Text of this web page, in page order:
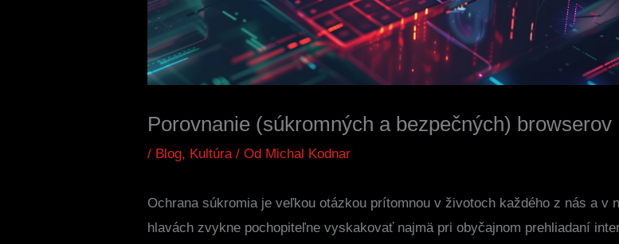
Porovnanie (súkromných a bezpečných) browserov
/ Blog, Kultúra/ Od Michal Kodnar
Ochrana súkromia je veľkou otázkou prítomnou v životoch každého z nás a v
hlavách zvykne pochopiteľne vyskakovať najmä pri obyčajnom prehliadaní